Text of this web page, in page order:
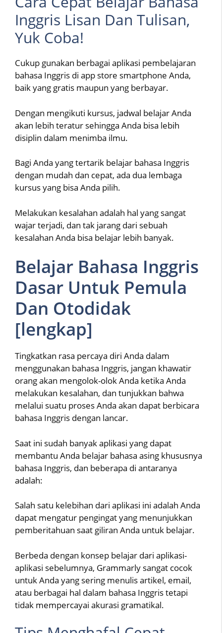
Inggris Lisan Dan Tulisan,
Yuk Coba!
Cukup gunakan berbagai aplikasi pembelajaran
bahasa Inggris di app store smartphone Anda,
baik yang gratis maupun yang berbayar.
Dengan mengikuti kursus, jadwal belajar Anda
akan lebih teratur sehingga Anda bisa lebih
disiplin dalam menimba ilmu.
Bagi Anda yang tertarik belajar bahasa Inggris
dengan mudah dan cepat, ada dua lembaga
kursus yang bisa Anda pilih.
Melakukan kesalahan adalah hal yang sangat
wajar terjadi, dan tak jarang dari sebuah
kesalahan Anda bisa belajar lebih banyak.
Belajar Bahasa Inggris
Dasar Untuk Pemula
Dan Otodidak
[lengkap]
Tingkatkan rasa percaya diri Anda dalam
menggunakan bahasa Inggris, jangan khawatir
orang akan mengolok-olok Anda ketika Anda
melakukan kesalahan, dan tunjukkan bahwa
melalui suatu proses Anda akan dapat berbicara
bahasa Inggris dengan lancar.
Saat ini sudah banyak aplikasi yang dapat
membantu Anda belajar bahasa asing khususnya
bahasa Inggris, dan beberapa di antaranya
adalah:
Salah satu kelebihan dari aplikasi ini adalah Anda
dapat mengatur pengingat yang menunjukkan
pemberitahuan saat giliran Anda untuk belajar.
Berbeda dengan konsep belajar dari aplikasi-
aplikasi sebelumnya, Grammarly sangat cocok
untuk Anda yang sering menulis artikel, email,
atau berbagai hal dalam bahasa Inggris tetapi
tidak mempercayai akurasi gramatikal.